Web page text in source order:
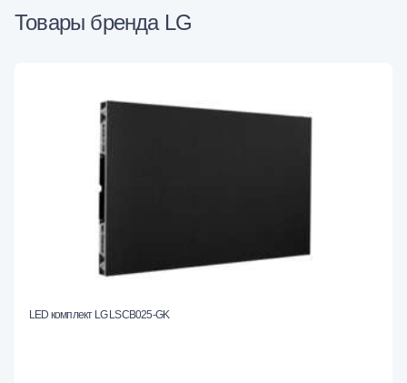
Товары бренда LG
LED комплект LG LSCB025-GK